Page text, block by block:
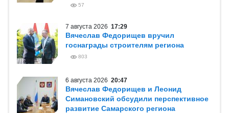
57
7 августа 2026 17:29
Вячеслав Федорищев вручил
госнаграды строителям региона
803
6 августа 2026 20:47
Вячеслав Федорищев и Леонид
Симановский обсудили перспективное
развитие Самарского региона